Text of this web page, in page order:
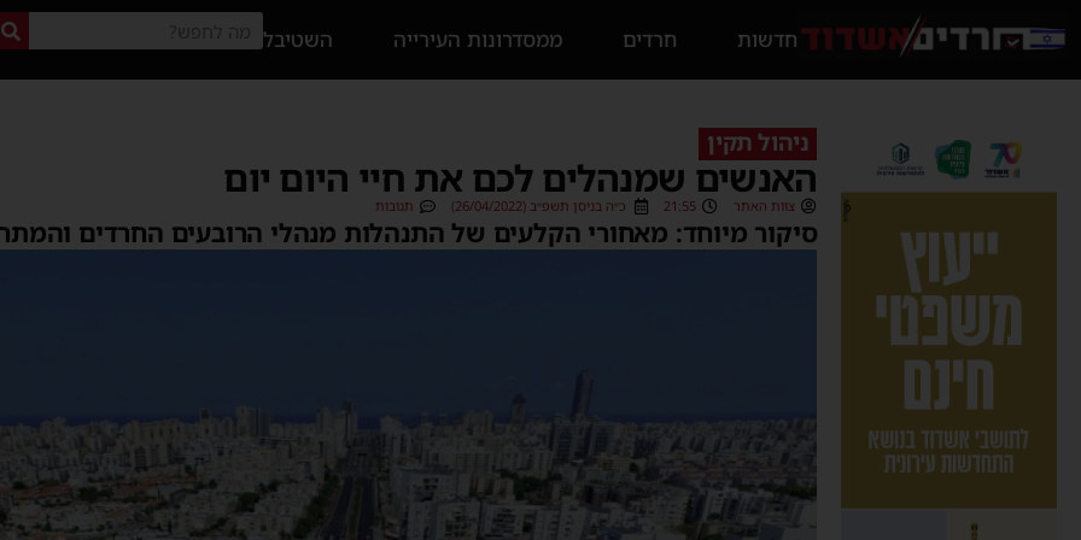
חדשות חרדים ממסדרונות העירייה השטיבל
ניהול תקין
האנשים שמנהלים לכם את חיי היום יום
צוות האתר 21:55 כ״ה בניסן תשפ״ב (26/04/2022) תגובות
סיקור מיוחד: מאחורי הקלעים של התנהלות מנהלי הרובעים החרדים